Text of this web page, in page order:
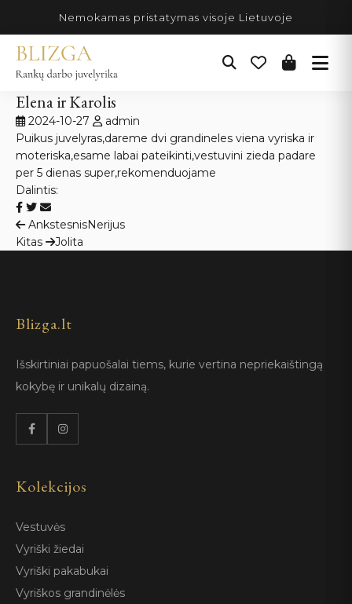
turinio
Nemokamas pristatymas visoje Lietuvoje
Elena ir Karolis
2024-10-27
admin
Puikus juvelyras,dareme dvi grandineles viena vyriska ir
moteriska,esame labai pateikinti,vestuvini zieda padare
per 5 dienas super,rekomenduojame
Dalintis:
Navigacija
tarp
AnkstesnisNerijus
Kitas
Jolita
Blizga.lt
Išskirtiniai papuošalai tiems, kurie vertina nepriekaištingą
kokybę ir unikalų dizainą.
Kolekcijos
Vestuvės
Vyriški žiedai
Vyriški pakabukai
Vyriškos grandinėlės